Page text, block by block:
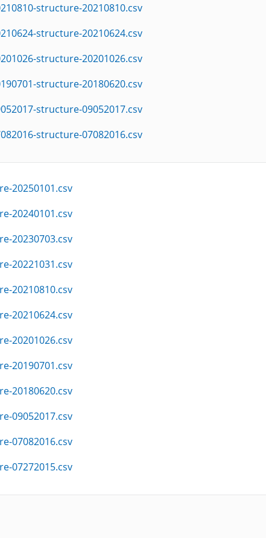
structure-20210810.csv
structure-20210624.csv
structure-20201026.csv
structure-20180620.csv
structure-09052017.csv
structure-07082016.csv
20250101.csv
20240101.csv
20230703.csv
20221031.csv
20210810.csv
20210624.csv
20201026.csv
20190701.csv
20180620.csv
09052017.csv
07082016.csv
07272015.csv